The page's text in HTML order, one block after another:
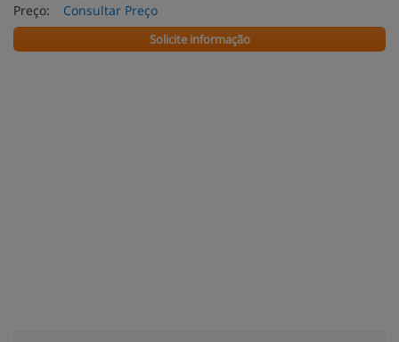
Preço:
Consultar Preço
Solicite informação